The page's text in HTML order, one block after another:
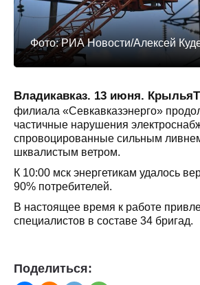
Фото: РИА Новости/Алексей
Владикавказ. 13 июня.
филиала «Севкавказэнерго»
частичные нарушения
спровоцированные сильным
шквалистым ветром.
К 10:00 мск энергетикам удалось
90% потребителей.
В настоящее время к работе
специалистов в составе 34 бригад.
Поделиться: